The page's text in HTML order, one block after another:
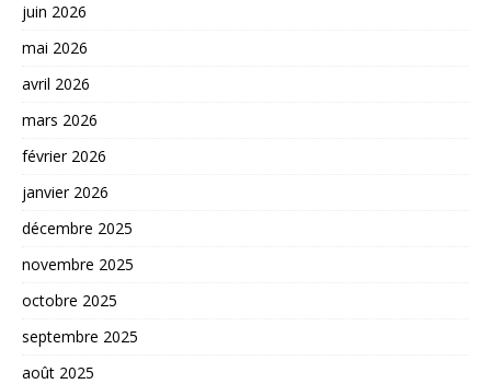
juin 2026
mai 2026
avril 2026
mars 2026
février 2026
janvier 2026
décembre 2025
novembre 2025
octobre 2025
septembre 2025
août 2025